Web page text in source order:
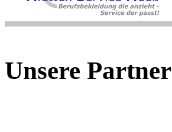
Unsere Partner